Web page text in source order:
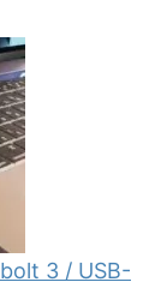
3 / USB-